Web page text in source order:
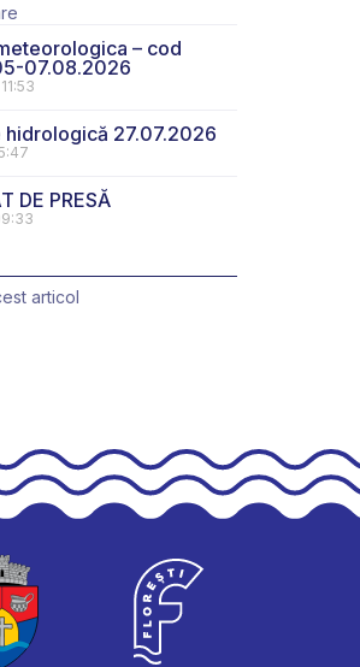
– cod
07.08.2026
hidrologică 27.07.2026
DE PRESĂ
articol